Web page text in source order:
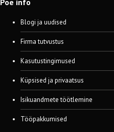
Poe info
Blogi ja uudised
Firma tutvustus
Kasutustingimused
Küpsised ja privaatsus
Isikuandmete töötlemine
Tööpakkumised